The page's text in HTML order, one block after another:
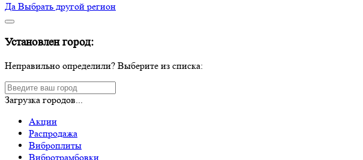
Да Выбрать другой регион
Установлен город:
Неправильно определили? Выберите из списка:
Загрузка городов...
Акции
Распродажа
Виброплиты
Вибротрамбовки